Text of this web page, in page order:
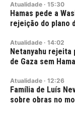
Atualidade · 15:30
Hamas pede a
rejeição do plano
Atualidade · 14:02
Netanyahu rejeita
de Gaza sem
Atualidade · 12:26
Família de Luís
sobre obras no